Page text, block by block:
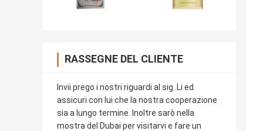
RASSEGNE DEL CLIENTE
Invii prego i nostri riguardi al sig. Li ed
assicuri con lui che la nostra cooperazione
sia a lungo termine. Inoltre sarò nella
mostra del Dubai per visitarvi e fare un